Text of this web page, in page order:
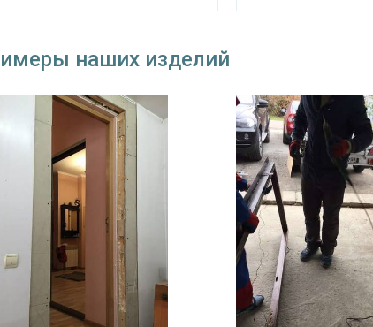
наших изделий